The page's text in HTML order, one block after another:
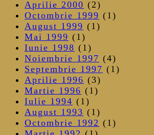
Aprilie 2000 (2)
Octombrie 1999 (1)
August 1999 (1)
Mai 1999 (1)
Iunie 1998 (1)
Noiembrie 1997 (4)
Septembrie 1997 (1)
Aprilie 1996 (3)
Martie 1996 (1)
Iulie 1994 (1)
August 1993 (1)
Octombrie 1992 (1)